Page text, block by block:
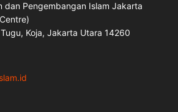
dan Pengembangan Islam Jakarta
Koja, Jakarta Utara 14260